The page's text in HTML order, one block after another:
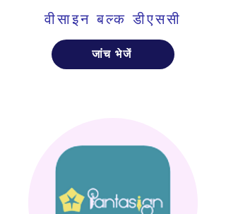
वीसाइन बल्क डीएससी
जांच भेजें